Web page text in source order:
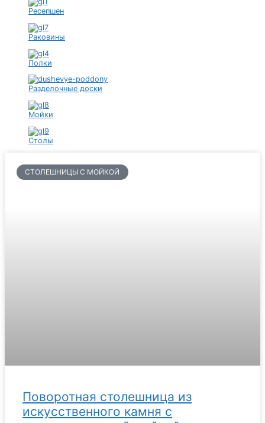
Ресепшен
Раковины
Полки
Разделочные доски
Мойки
Столы
СТОЛЕШНИЦЫ С МОЙКОЙ
Поворотная столешница из
искусственного камня с